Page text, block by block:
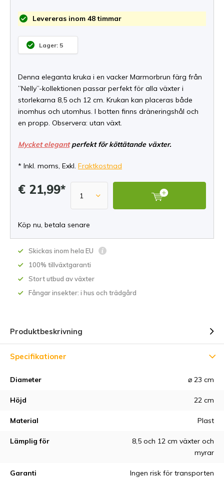
Levereras inom 48 timmar
Lager: 5
Denna eleganta kruka i en vacker Marmorbrun färg från
”Nelly”-kollektionen passar perfekt för alla växter i
storlekarna 8,5 och 12 cm. Krukan kan placeras både
inomhus och utomhus. I botten finns dräneringshål och
en propp. Observera: utan växt.
Mycket elegantperfekt för köttätande växter.
* Inkl. moms, Exkl. Fraktkostnad
€ 21,99*
Köp nu, betala senare
Skickas inom hela EU
100% tillväxtgaranti
Stort utbud av växter
Fångar insekter: i hus och trädgård
Produktbeskrivning
Specifikationer
Diameter ⌀ 23 cm
Höjd 22 cm
Material Plast
Lämplig för
8,5 och 12 cm växter och
myrar
Garanti Ingen risk för transporten